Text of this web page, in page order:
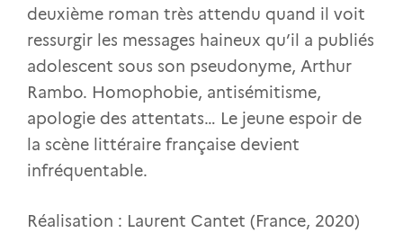
deuxième roman très attendu quand il voit
ressurgir les messages haineux qu’il a publiés
adolescent sous son pseudonyme, Arthur
Rambo. Homophobie, antisémitisme,
apologie des attentats… Le jeune espoir de
la scène littéraire française devient
infréquentable.
Réalisation : Laurent Cantet (France, 2020)